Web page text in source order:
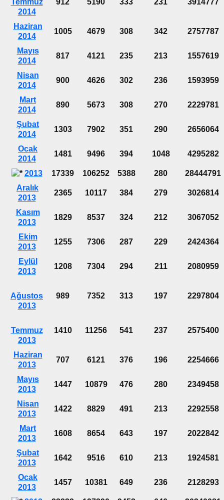
2014
Haziran
2014
1005 4679 308 342 2757787
Mayıs
2014
817 4121 235 213 1557619
Nisan
2014
900 4626 302 236 1593959
Mart
2014
890 5673 308 270 2229781
Şubat
2014
1303 7902 351 290 2656064
Ocak
2014
1481 9496 394 1048 4295282
2013 17339 106252 5388 280
28444791
Aralık
2013
2365 10117 384 279 3026814
Kasım
2013
1829 8537 324 212 3067052
Ekim
2013
1255 7306 287 229 2424364
Eylül
2013
1208 7304 294 211 2080959
Ağustos
2013
989 7352 313 197 2297804
Temmuz
2013
1410 11256 541 237 2575400
Haziran
2013
707 6121 376 196 2254666
Mayıs
2013
1447 10879 476 280 2349458
Nisan
2013
1422 8829 491 213 2292558
Mart
2013
1608 8654 643 197 2022842
Şubat
2013
1642 9516 610 213 1924581
Ocak
2013
1457 10381 649 236 2128293